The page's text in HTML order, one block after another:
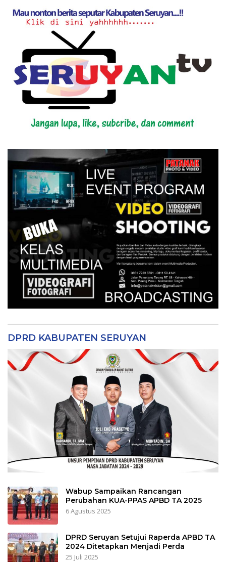
DPRD KABUPATEN SERUYAN
Wabup Sampaikan Rancangan
Perubahan KUA-PPAS APBD TA 2025
6 Agustus 2025
DPRD Seruyan Setujui Raperda APBD TA
2024 Ditetapkan Menjadi Perda
25 Juli 2025